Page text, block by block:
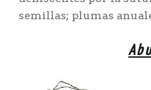
semillas; plumas